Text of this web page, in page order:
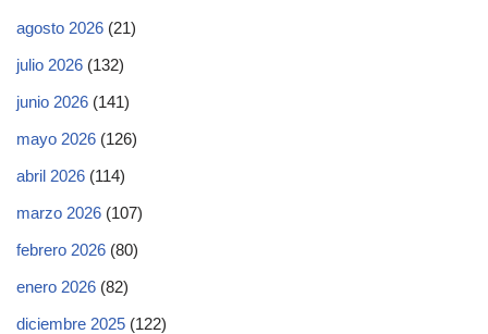
agosto 2026 (21)
julio 2026 (132)
junio 2026 (141)
mayo 2026 (126)
abril 2026 (114)
marzo 2026 (107)
febrero 2026 (80)
enero 2026 (82)
diciembre 2025 (122)